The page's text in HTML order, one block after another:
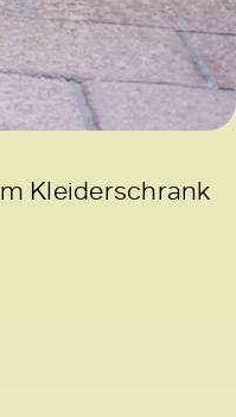
Kleiderschrank